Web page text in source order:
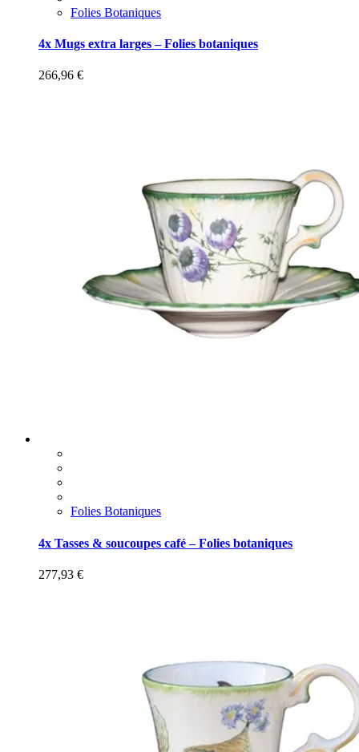
Folies Botaniques
4x Mugs extra larges – Folies botaniques
266,96 €
Folies Botaniques
4x Tasses & soucoupes café – Folies botaniques
277,93 €